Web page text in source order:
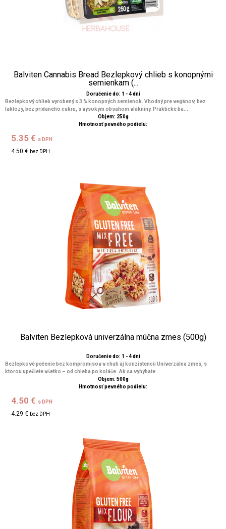
Balviten Cannabis Bread Bezlepkový chlieb s konopnými
semienkam (...
Doručenie do: 1 - 4 dní
Bezlepkový chlieb vyrobený s 3 % konopných semienok. Vhodný pre vegánov, bez
laktózy, bez pridaného cukru, s vysokým obsahom vlákniny. Praktické ba...
Objem: 250g
Hmotnosť pevného podielu:
5.35 € s DPH
4.50 € bez DPH
Balviten Bezlepková univerzálna múčna zmes (500g)
Doručenie do: 1 - 4 dní
Bezlepkové pečenie bez kompromisov v chuti aj konzistencii Univerzálna zmes, s
ktorou upečiete všetko – od chleba po koláče Ak sa vyhýbate ...
Objem: 500g
Hmotnosť pevného podielu:
4.50 € s DPH
4.29 € bez DPH